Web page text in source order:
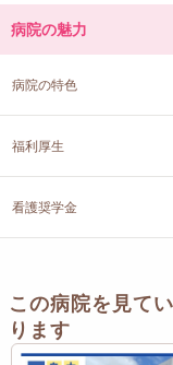
病院の魅力
病院の特色
福利厚生
看護奨学金
この病院を見て
ります